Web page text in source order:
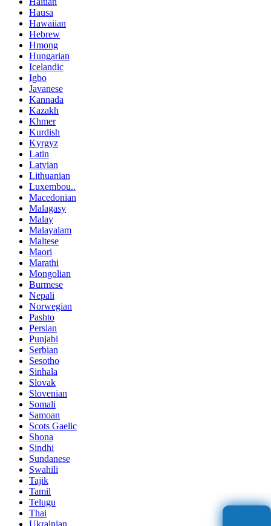
Hausa
Hawaiian
Hebrew
Hmong
Hungarian
Icelandic
Igbo
Javanese
Kannada
Kazakh
Khmer
Kurdish
Kyrgyz
Latin
Latvian
Lithuanian
Luxembou..
Macedonian
Malagasy
Malay
Malayalam
Maltese
Maori
Marathi
Mongolian
Burmese
Nepali
Norwegian
Pashto
Persian
Punjabi
Serbian
Sesotho
Sinhala
Slovak
Slovenian
Somali
Samoan
Scots Gaelic
Shona
Sindhi
Sundanese
Swahili
Tajik
Tamil
Telugu
Thai